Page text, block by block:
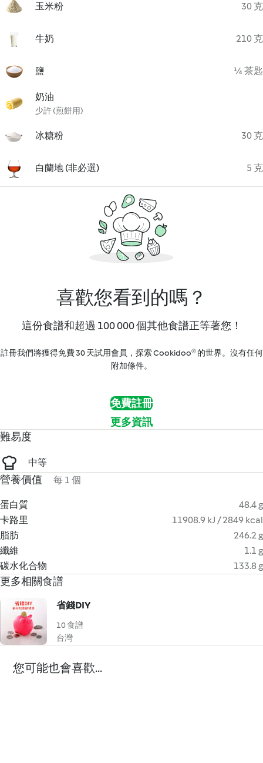
玉米粉 30 克
牛奶 210 克
鹽 ¼ 茶匙
奶油
少許 (煎餅用)
冰糖粉 30 克
白蘭地 (非必選) 5 克
喜歡您看到的嗎？
這份食譜和超過 100 000 個其他食譜正等著您！
註冊我們將獲得免費 30 天試用會員，探索 Cookidoo® 的世界。沒有任何
附加條件。
免費註冊
更多資訊
難易度
中等
營養價值 每 1 個
蛋白質
48.4 g
卡路里
11908.9 kJ / 2849 kcal
脂肪
246.2 g
纖維
1.1 g
碳水化合物
133.8 g
更多相關食譜
省錢DIY
10 食譜
台灣
您可能也會喜歡...